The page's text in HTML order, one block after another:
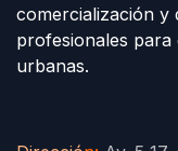
comercialización y
profesionales
urbanas.